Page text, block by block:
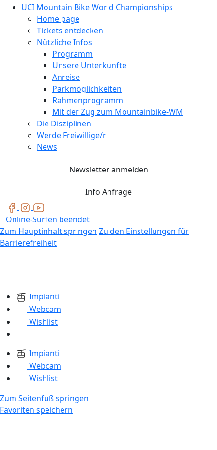
UCI Mountain Bike World Championships
Home page
Tickets entdecken
Nützliche Infos
Programm
Unsere Unterkunfte
Anreise
Parkmöglichkeiten
Rahmenprogramm
Mit der Zug zum Mountainbike-WM
Die Disziplinen
Werde Freiwillige/r
News
Newsletter anmelden
Info Anfrage
Online-Surfen beendet
Zum Hauptinhalt springen Zu den Einstellungen für
Barrierefreiheit
Impianti
Webcam
Wishlist
Impianti
Webcam
Wishlist
Zum Seitenfuß springen
Favoriten speichern